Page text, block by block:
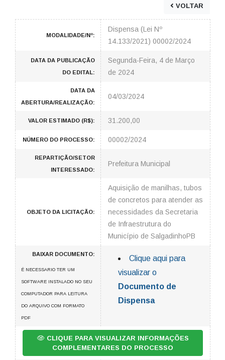
VOLTAR
MODALIDADE/Nº:
Dispensa (Lei Nº
14.133/2021) 00002/2024
DATA DA PUBLICAÇÃO
DO EDITAL:
Segunda-Feira, 4 de Março
de 2024
DATA DA
ABERTURA/REALIZAÇÃO:
04/03/2024
VALOR ESTIMADO (R$): 31.200,00
NÚMERO DO PROCESSO: 00002/2024
REPARTIÇÃO/SETOR
INTERESSADO:
Prefeitura Municipal
OBJETO DA LICITAÇÃO:
Aquisição de manilhas, tubos
de concretos para atender as
necessidades da Secretaria
de Infraestrutura do
Município de SalgadinhoPB
BAIXAR DOCUMENTO:
É NECESSARIO TER UM
SOFTWARE INSTALADO NO SEU
COMPUTADOR PARA LEITURA
DO ARQUIVO COM FORMATO
PDF
Clique aqui para
visualizar o
Documento de
Dispensa
CLIQUE PARA VISUALIZAR INFORMAÇÕES
COMPLEMENTARES DO PROCESSO